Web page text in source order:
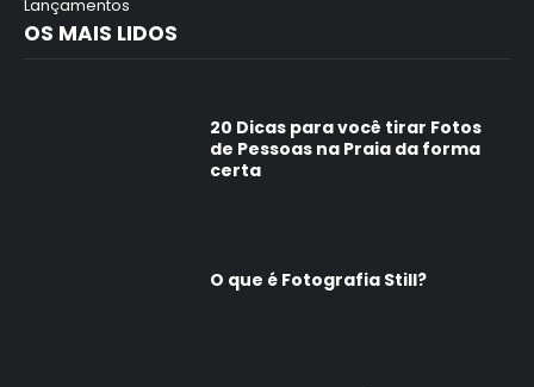
Lançamentos
OS MAIS LIDOS
20 Dicas para você tirar Fotos
de Pessoas na Praia da forma
certa
O que é Fotografia Still?